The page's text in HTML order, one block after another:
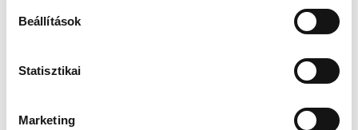
Beállítások
Statisztikai
Marketing
forgalomkorlátozás a